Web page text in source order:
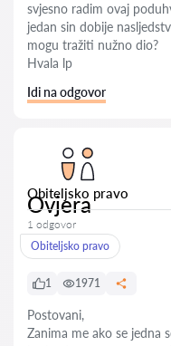
svjesno radim ovaj
jedan sin dobije
mogu tražiti nužno dio?
Hvala lp
Idi na odgovor
Obiteljsko pravo
Ovjera
1 odgovor
Obiteljsko pravo
1 1971
Postovani,
Zanima me ako se jedna